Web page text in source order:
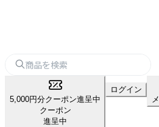
5,000円分クーポン進呈中
クーポン
進呈中
ログイン